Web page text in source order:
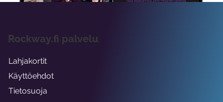
Rockway.fi palvelu
Lahjakortit
Käyttöehdot
Tietosuoja